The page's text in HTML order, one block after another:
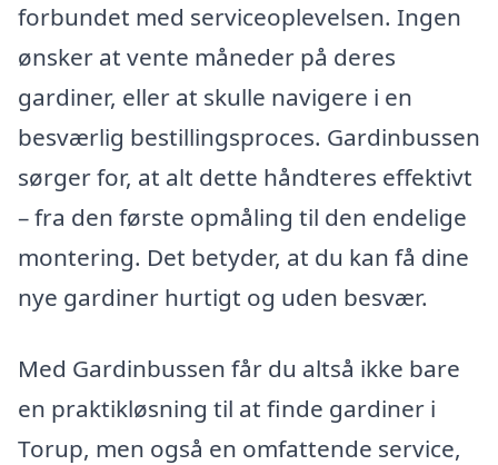
forbundet med serviceoplevelsen. Ingen
ønsker at vente måneder på deres
gardiner, eller at skulle navigere i en
besværlig bestillingsproces. Gardinbussen
sørger for, at alt dette håndteres effektivt
– fra den første opmåling til den endelige
montering. Det betyder, at du kan få dine
nye gardiner hurtigt og uden besvær.
Med Gardinbussen får du altså ikke bare
en praktikløsning til at finde gardiner i
Torup, men også en omfattende service,